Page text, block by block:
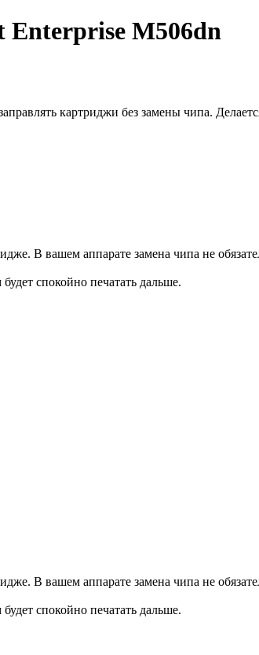
Enterprise M506dn
картриджи без замены чипа.
В вашем аппарате замена чипа не
спокойно печатать дальше.
В вашем аппарате замена чипа не
спокойно печатать дальше.